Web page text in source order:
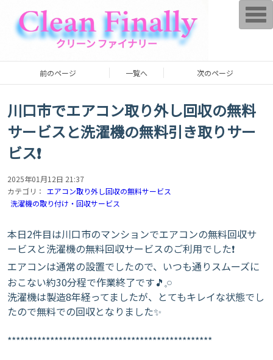
前のページ 一覧へ 次のページ
川口市でエアコン取り外し回収の無料
サービスと洗濯機の無料引き取りサー
ビス❗
2025年01月12日 21:37
カテゴリ： エアコン取り外し回収の無料サービス
洗濯機の取り付け・回収サービス
本日2件目は川口市のマンションでエアコンの無料回収サ
ービスと洗濯機の無料回収サービスのご利用でした❗
エアコンは通常の設置でしたので、いつも通りスムーズに
おこない約30分程で作業終了です🎵𓈒𓏸
洗濯機は製造8年経ってましたが、とてもキレイな状態でし
たので無料での回収となりました✨
************************************************
T
o
g
v
a